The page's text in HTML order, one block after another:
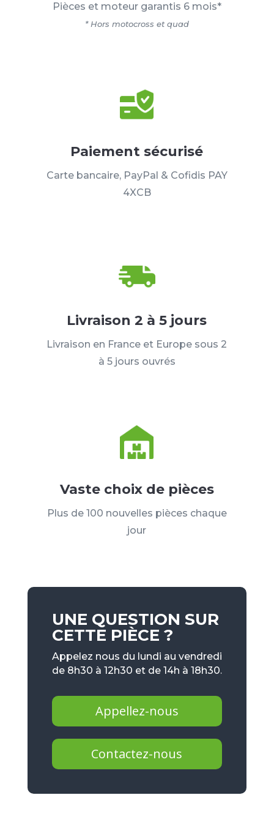
Pièces et moteur garantis 6 mois*
* Hors motocross et quad
Paiement sécurisé
Carte bancaire, PayPal & Cofidis PAY
4XCB
Livraison 2 à 5 jours
Livraison en France et Europe sous 2
à 5 jours ouvrés
Vaste choix de pièces
Plus de 100 nouvelles pièces chaque
jour
UNE QUESTION SUR
CETTE PIÈCE ?
Appelez nous du lundi au vendredi
de 8h30 à 12h30 et de 14h à 18h30.
Appellez-nous
Contactez-nous